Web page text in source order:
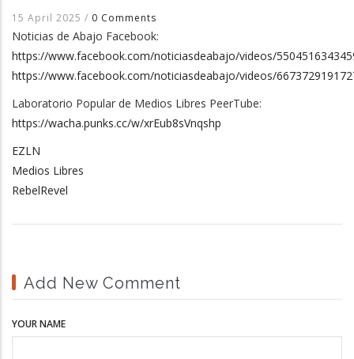
15 April 2025 / 0 Comments
Noticias de Abajo Facebook:
https://www.facebook.com/noticiasdeabajo/videos/
https://www.facebook.com/noticiasdeabajo/videos/
Laboratorio Popular de Medios Libres PeerTube:
https://wacha.punks.cc/w/xrEub8sVnqshp
EZLN
Medios Libres
RebelRevel
Add New Comment
YOUR NAME